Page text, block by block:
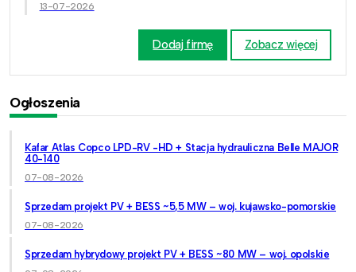
13-07-2026
Dodaj firmę Zobacz więcej
Ogłoszenia
Kafar Atlas Copco LPD-RV -HD + Stacja hydrauliczna Belle MAJOR
40-140
07-08-2026
Sprzedam projekt PV + BESS ~5,5 MW – woj. kujawsko-pomorskie
07-08-2026
Sprzedam hybrydowy projekt PV + BESS ~80 MW – woj. opolskie